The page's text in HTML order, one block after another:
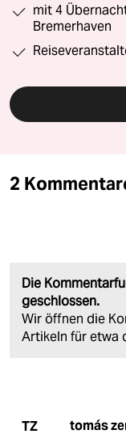
mit 4
Bremerhaven
2
Die
geschlossen.
Wir öffnen die
Artikeln für etwa
TZ tomás